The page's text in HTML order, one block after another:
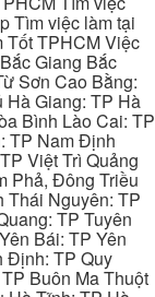
Tìm việc làm tại
Tốt TPHCM Việc
Giang Bắc
Sơn Cao Bằng:
Giang: TP Hà
Bình Lào Cai: TP
TP Nam Định
Việt Trì Quảng
Phả, Đông Triều
Thái Nguyên: TP
TP Tuyên
Bái: TP Yên
Định: TP Quy
Buôn Ma Thuột